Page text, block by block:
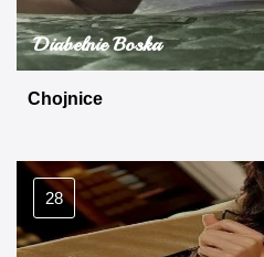
Diabelnie Boska
Chojnice
28